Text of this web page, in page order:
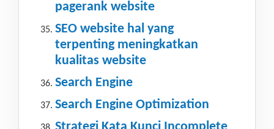
pagerank website
SEO website hal yang
terpenting meningkatkan
kualitas website
Search Engine
Search Engine Optimization